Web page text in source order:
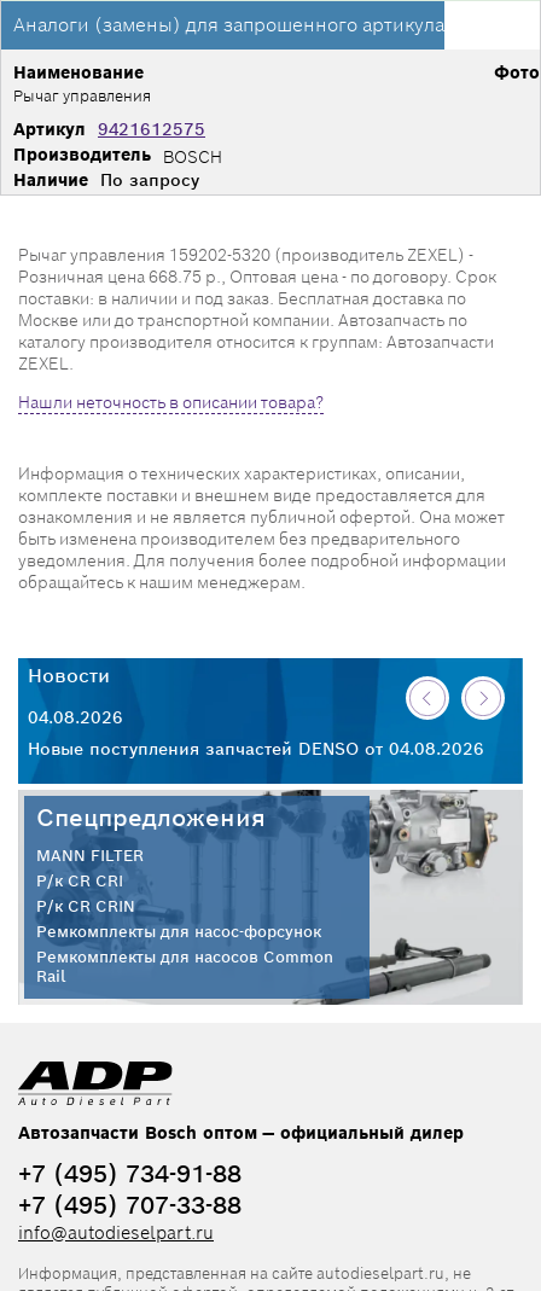
Аналоги (замены) для запрошенного артикула
Фото
Производитель BOSCH
Артикул 9421612575
Наименование
Рычаг управления
Наличие По запросу
Рычаг управления 159202-5320 (производитель ZEXEL) -
Розничная цена 668.75 р., Оптовая цена - по договору. Срок
поставки: в наличии и под заказ. Бесплатная доставка по
Москве или до транспортной компании. Автозапчасть по
каталогу производителя относится к группам: Автозапчасти
ZEXEL.
Нашли неточность в описании товара?
Информация о технических характеристиках, описании,
комплекте поставки и внешнем виде предоставляется для
ознакомления и не является публичной офертой. Она может
быть изменена производителем без предварительного
уведомления. Для получения более подробной информации
обращайтесь к нашим менеджерам.
Новости
04.08.2026
Новые поступления запчастей DENSO от 04.08.2026
Спецпредложения
MANN FILTER
Р/к CR CRI
Р/к CR CRIN
Ремкомплекты для насос-форсунок
Ремкомплекты для насосов Common
Rail
Автозапчасти Bosch оптом — официальный дилер
+7 (495) 734-91-88
+7 (495) 707-33-88
info@autodieselpart.ru
Информация, представленная на сайте autodieselpart.ru, не